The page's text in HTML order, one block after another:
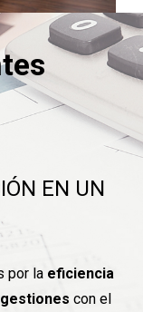
EN UN
por la eficiencia
con el